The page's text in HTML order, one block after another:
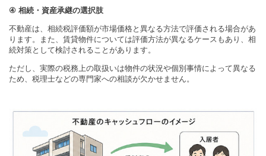
④ 相続・資産承継の選択肢
不動産は、相続税評価額が市場価格と異なる方法で評価される場合があ
ります。また、賃貸物件については評価方法が異なるケースもあり、相
続対策として検討されることがあります。
ただし、実際の税務上の取扱いは物件の状況や個別事情によって異なる
ため、税理士などの専門家への相談が欠かせません。